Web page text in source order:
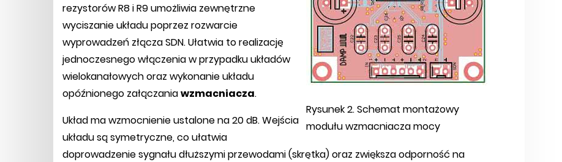
Rysunek 2. Schemat montażowy
modułu wzmacniacza mocy
rezystorów R8 i R9 umożliwia zewnętrzne
wyciszanie układu poprzez rozwarcie
wyprowadzeń złącza SDN. Ułatwia to realizację
jednoczesnego włączenia w przypadku układów
wielokanałowych oraz wykonanie układu
opóźnionego załączaniawzmacniacza.
Układ ma wzmocnienie ustalone na 20 dB. Wejścia
układu są symetryczne, co ułatwia
doprowadzenie sygnału dłuższymi przewodami (skrętka) oraz zwiększa odporność na